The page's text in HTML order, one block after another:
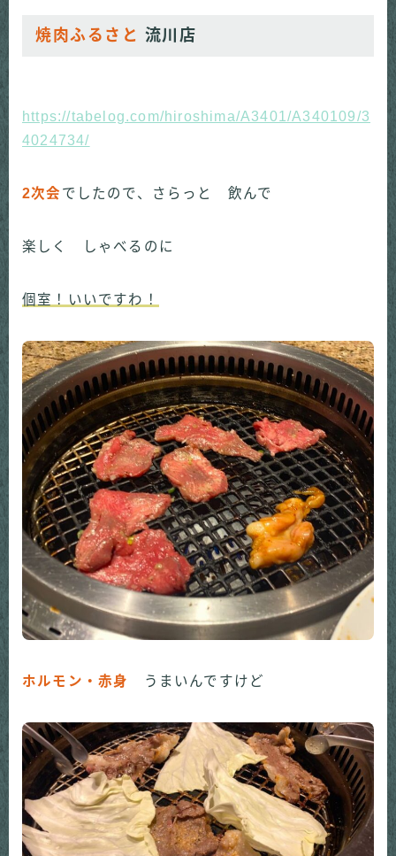
焼肉ふるさと 流川店
https://tabelog.com/hiroshima/A3401/A340109/3
4024734/
2次会 でしたので、さらっと 飲んで
楽しく しゃべるのに
個室！いいですわ！
ホルモン・赤身 うまいんですけど